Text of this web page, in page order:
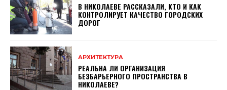
В НИКОЛАЕВЕ РАССКАЗАЛИ, КТО И КАК
КОНТРОЛИРУЕТ КАЧЕСТВО ГОРОДСКИХ
ДОРОГ
АРХИТЕКТУРА
РЕАЛЬНА ЛИ ОРГАНИЗАЦИЯ
БЕЗБАРЬЕРНОГО ПРОСТРАНСТВА В
НИКОЛАЕВЕ?